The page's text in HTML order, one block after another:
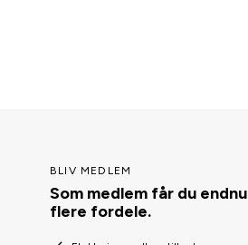
BLIV MEDLEM
Som medlem får du endnu
flere fordele.